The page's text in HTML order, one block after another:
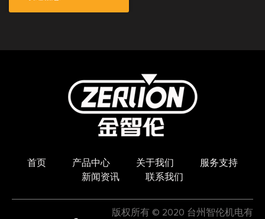
首页 产品中心 关于我们
服务支持
新闻资讯
联系我们
版权所有 © 2020 台州智伦机电有